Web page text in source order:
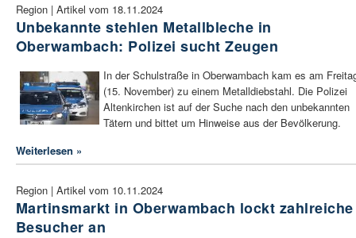
Region | Artikel vom 18.11.2024
Unbekannte stehlen Metallbleche in
Oberwambach: Polizei sucht Zeugen
In der Schulstraße in Oberwambach kam es am
(15. November) zu einem Metalldiebstahl. Die Polizei
Altenkirchen ist auf der Suche nach den unbekannten
Tätern und bittet um Hinweise aus der Bevölkerung.
Weiterlesen »
Region | Artikel vom 10.11.2024
Martinsmarkt in Oberwambach lockt zahlreiche
Besucher an